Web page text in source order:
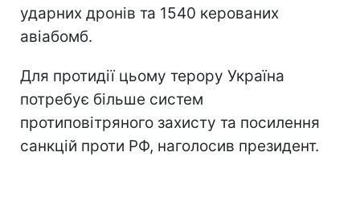
ударних дронів та 1540 керованих
авіабомб.
Для протидії цьому терору Україна
потребує більше систем
протиповітряного захисту та посилення
санкцій проти РФ, наголосив президент.